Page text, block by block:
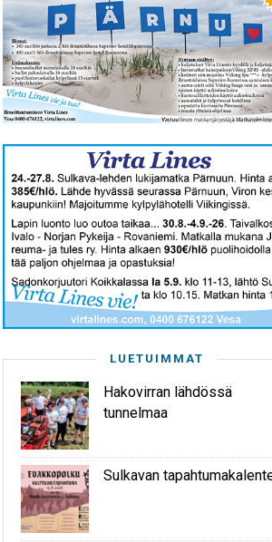
LUETUIMMAT
Hakovirran lähdössä
tunnelmaa
Sulkavan